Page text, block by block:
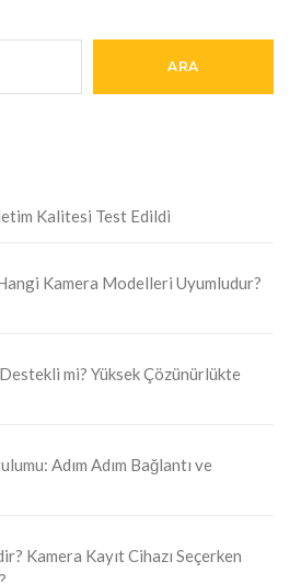
ARA
Kalitesi Test Edildi
Kamera Modelleri Uyumludur?
mi? Yüksek Çözünürlükte
Adım Adım Bağlantı ve
Kamera Kayıt Cihazı Seçerken